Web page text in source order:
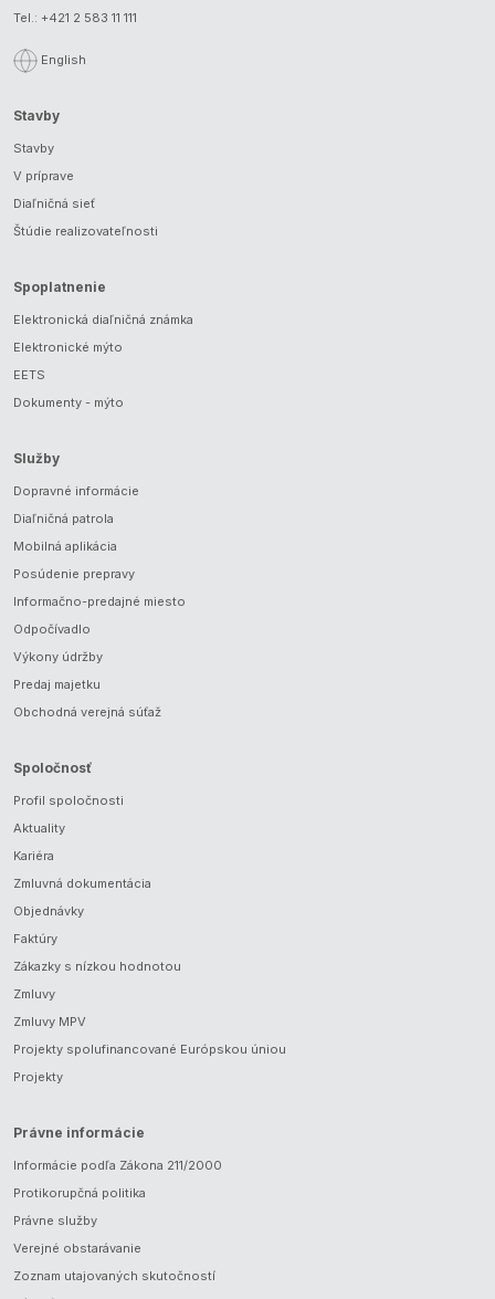
Tel.: +421 2 583 11 111
English
Stavby
Stavby
V príprave
Diaľničná sieť
Štúdie realizovateľnosti
Spoplatnenie
Elektronická diaľničná známka
Elektronické mýto
EETS
Dokumenty - mýto
Služby
Dopravné informácie
Diaľničná patrola
Mobilná aplikácia
Posúdenie prepravy
Informačno-predajné miesto
Odpočívadlo
Výkony údržby
Predaj majetku
Obchodná verejná súťaž
Spoločnosť
Profil spoločnosti
Aktuality
Kariéra
Zmluvná dokumentácia
Objednávky
Faktúry
Zákazky s nízkou hodnotou
Zmluvy
Zmluvy MPV
Projekty spolufinancované Európskou úniou
Projekty
Právne informácie
Informácie podľa Zákona 211/2000
Protikorupčná politika
Právne služby
Verejné obstarávanie
Zoznam utajovaných skutočností